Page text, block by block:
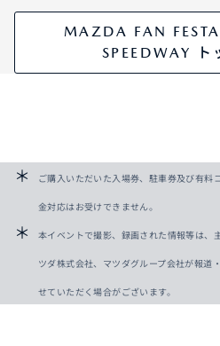
MAZDA FAN
SPEEDWAY ト
ご購入いただいた入場券、駐車券及び有料
金対応はお受けできません。
本イベントで撮影、録画された情報等は、
ツダ株式会社、マツダグループ会社が報道
せていただく場合がございます。